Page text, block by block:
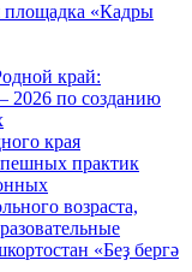
площадка «Кадры
край:
2026 по созданию
края
практик
возраста,
«Беҙ бергә